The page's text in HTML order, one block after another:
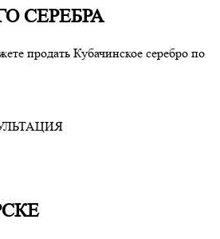
СЕРЕБРА
продать Кубачинское серебро по